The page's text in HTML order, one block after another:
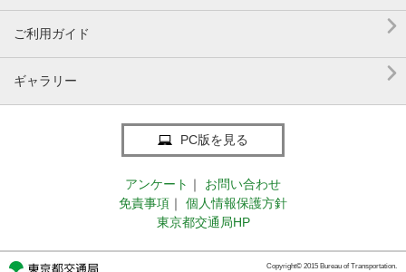
ご利用ガイド 
ギャラリー 
PC版を見る
アンケート ｜
お問い合わせ
免責事項 ｜
個人情報保護方針
東京都交通局HP
Copyright© 2015 Bureau of Transportation.